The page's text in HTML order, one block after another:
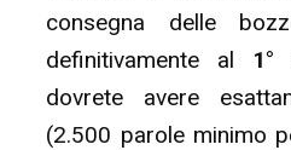
consegna delle
definitivamente al
1°
dovrete avere
(2.500 parole minimo